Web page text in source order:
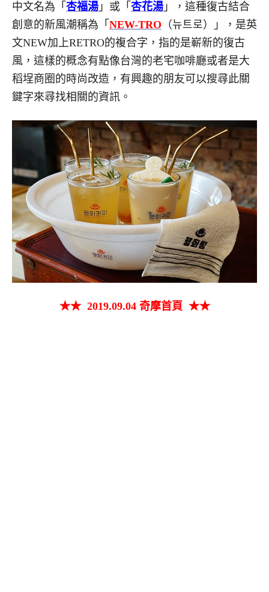
中文名為「 杏福湯 」或「 杏花湯 」，這種復古結合
創意的新風潮稱為「 NEW-TRO （뉴트로）」，是英
文NEW加上RETRO的複合字，指的是嶄新的復古
風，這樣的概念有點像台灣的老宅咖啡廳或者是大
稻埕商圈的時尚改造，有興趣的朋友可以搜尋此關
鍵字來尋找相關的資訊。
★★ 2019.09.04 奇摩首頁 ★★